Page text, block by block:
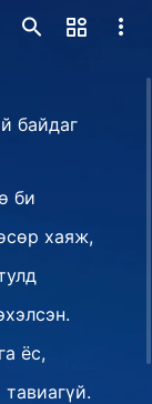
байдаг
би
хаяж,
ёс,